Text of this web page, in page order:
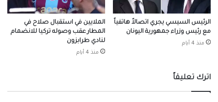
الرئيس السيسي يجري اتصالاً هاتفياً
مع رئيس وزراء جمهورية اليونان
منذ 4 أيام
الملايين في استقبال صلاح في
المطار عقب وصوله تركيا للانضمام
لنادي طرابزون
منذ 4 أيام
اترك تعليقاً